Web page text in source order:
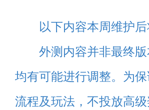
以下内容本周维护后
外测内容并非最终版
均有可能进行调整。为
流程及玩法，不投放高